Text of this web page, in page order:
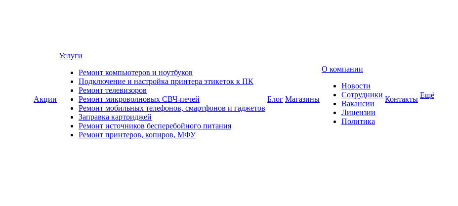
Акции
Услуги
Ремонт компьютеров и ноутбуков
Подключение и настройка принтера этикеток к ПК
Ремонт телевизоров
Ремонт микроволновых СВЧ-печей
Ремонт мобильных телефонов, смартфонов и гаджетов
Заправка картриджей
Ремонт источников бесперебойного питания
Ремонт принтеров, копиров, МФУ
Блог Магазины
О компании
Новости
Сотрудники
Вакансии
Лицензии
Политика
Контакты Ещё